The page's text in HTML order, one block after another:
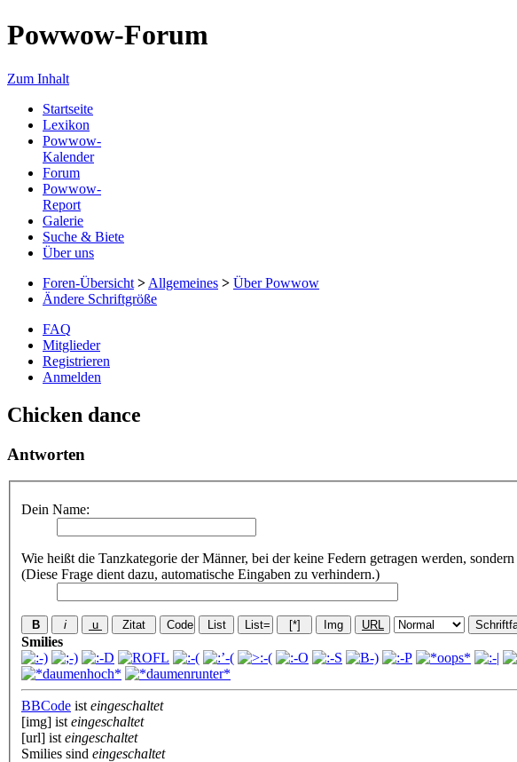
Powwow-Forum
Zum Inhalt
Startseite
Lexikon
Powwow-
Kalender
Forum
Powwow-
Report
Galerie
Suche & Biete
Über uns
Foren-Übersicht > Allgemeines > Über Powwow
Ändere Schriftgröße
FAQ
Mitglieder
Registrieren
Anmelden
Chicken dance
Antworten
Dein Name:
Wie heißt die Tanzkategorie der Männer, bei der keine Federn getragen werden,
(Diese Frage dient dazu, automatische Eingaben zu verhindern.)
Smilies
BBCode ist eingeschaltet
[img] ist eingeschaltet
[url] ist eingeschaltet
Smilies sind eingeschaltet